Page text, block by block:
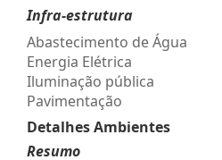
Infra-estrutura
Abastecimento de Água
Energia Elétrica
Iluminação pública
Pavimentação
Detalhes Ambientes
Resumo